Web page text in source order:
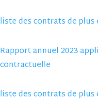
liste des contrats de plus
Rapport annuel 2023
contractuelle
liste des contrats de plus